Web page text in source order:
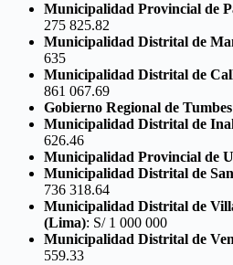
Municipalidad Provincial de
275 825.82
Municipalidad Distrital de
635
Municipalidad Distrital de
861 067.69
Gobierno Regional de Tumbes
Municipalidad Distrital de
626.46
Municipalidad Provincial de
Municipalidad Distrital de
736 318.64
Municipalidad Distrital de
(Lima): S/ 1 000 000
Municipalidad Distrital de
559.33